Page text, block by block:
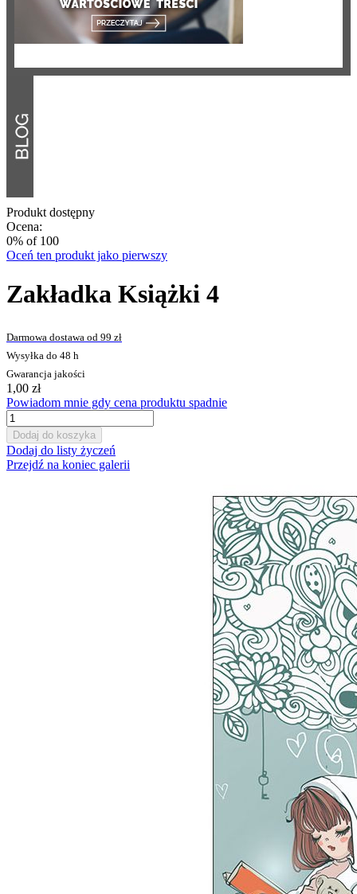
Produkt dostępny
Ocena:
0% of 100
Oceń ten produkt jako pierwszy
Zakładka Książki 4
Darmowa dostawa od 99 zł
Wysyłka do 48 h
Gwarancja jakości
1,00 zł
Powiadom mnie gdy cena produktu spadnie
Dodaj do koszyka
Dodaj do listy życzeń
Przejdź na koniec galerii